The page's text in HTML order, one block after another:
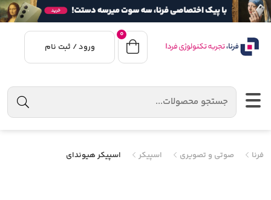
0
ورود / ثبت نام
فرنا صوتی و تصویری اسپیکر اسپیکر هیوندای